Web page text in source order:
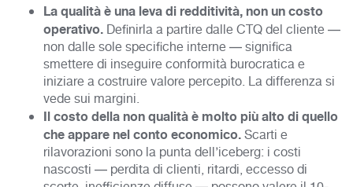
La qualità è una leva di redditività, non un costo
operativo. Definirla a partire dalle CTQ del cliente —
non dalle sole specifiche interne — significa
smettere di inseguire conformità burocratica e
iniziare a costruire valore percepito. La differenza si
vede sui margini.
Il costo della non qualità è molto più alto di quello
che appare nel conto economico.Scarti e
rilavorazioni sono la punta dell’iceberg: i costi
nascosti — perdita di clienti, ritardi, eccesso di